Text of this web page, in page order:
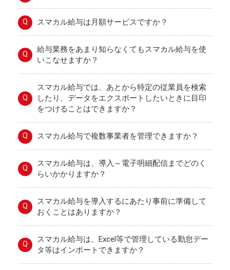
Q スマカル給与は月額サービスですか？
Q
給与業務をあまり知らなくてもスマカル給与を使
いこなせますか？
Q
スマカル給与では、あとから特定の従業員を検索
したり、データをエクスポートしたいときに目印
をつけることはできますか？
Q スマカル給与で複数事業者を管理できますか？
Q
スマカル給与は、導入～電子明細配信までどのく
らいかかりますか？
Q
スマカル給与を導入するにあたり事前に準備して
おくことはありますか？
Q
スマカル給与は、Excel等で管理している勤怠デー
タ等はインポートできますか？